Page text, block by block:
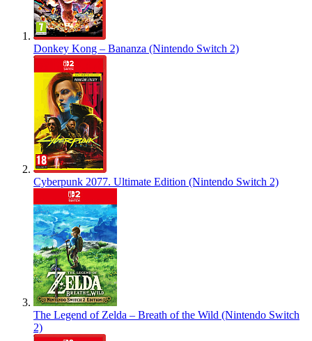
Donkey Kong – Bananza (Nintendo Switch 2)
Cyberpunk 2077. Ultimate Edition (Nintendo Switch 2)
The Legend of Zelda – Breath of the Wild (Nintendo Switch
2)